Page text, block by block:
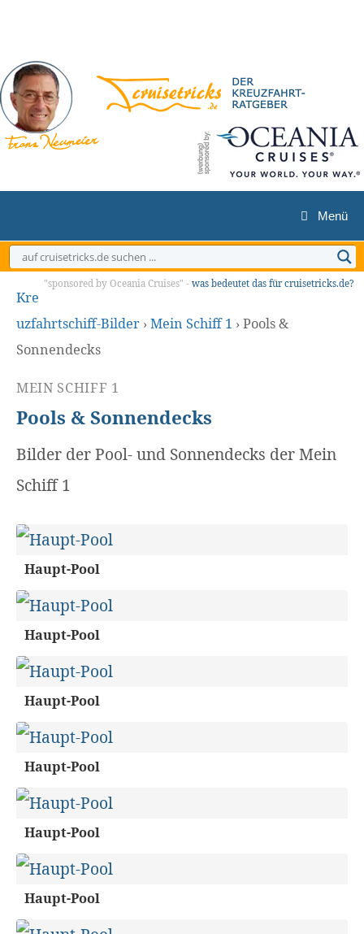
springen
Menü
"sponsored by Oceania Cruises" - was bedeutet das für cruisetricks.de?
Kre
uzfahrtschiff-Bilder ›Mein Schiff 1 ›Pools &
Sonnendecks
MEIN SCHIFF 1
Pools & Sonnendecks
Bilder der Pool- und Sonnendecks der Mein
Schiff 1
Haupt-Pool
Haupt-Pool
Haupt-Pool
Haupt-Pool
Haupt-Pool
Haupt-Pool